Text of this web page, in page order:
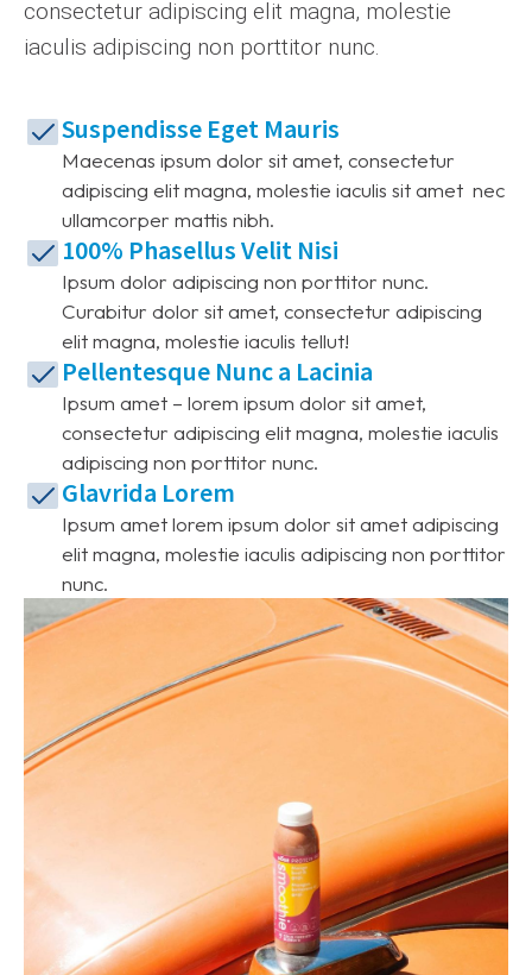
consectetur adipiscing elit magna, molestie
iaculis adipiscing non porttitor nunc.
Suspendisse Eget Mauris
Maecenas ipsum dolor sit amet, consectetur
adipiscing elit magna, molestie iaculis sit amet nec
ullamcorper mattis nibh.
100% Phasellus Velit Nisi
Ipsum dolor adipiscing non porttitor nunc.
Curabitur dolor sit amet, consectetur adipiscing
elit magna, molestie iaculis tellut!
Pellentesque Nunc a Lacinia
Ipsum amet – lorem ipsum dolor sit amet,
consectetur adipiscing elit magna, molestie iaculis
adipiscing non porttitor nunc.
Glavrida Lorem
Ipsum amet lorem ipsum dolor sit amet adipiscing
elit magna, molestie iaculis adipiscing non porttitor
nunc.